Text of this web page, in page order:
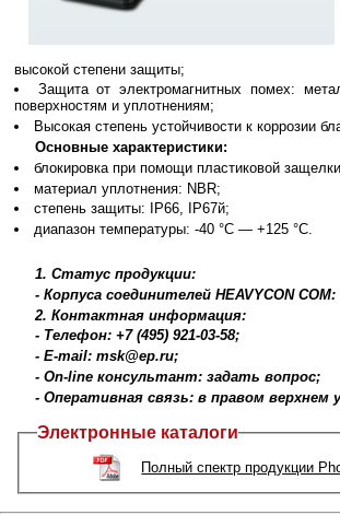
высокой степени защиты;
Защита от электромагнитных помех:
поверхностям и уплотнениям;
Высокая степень устойчивости к коррозии
Основные характеристики:
блокировка при помощи пластиковой
материал уплотнения: NBR;
степень защиты: IP66, IP67й;
диапазон температуры: -40 °C — +125 °C.
1. Статус продукции:
- Корпуса соединителей HEAVYCON
2. Контактная информация:
- Телефон: +7 (495) 921-03-58;
- E-mail: msk@ep.ru;
- On-line консультант: задать вопрос;
- Оперативная связь: в правом верхнем
Электронные каталоги
Полный спектр продукции